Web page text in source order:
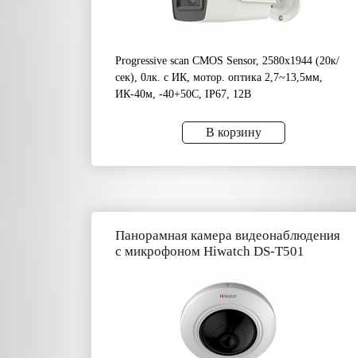
Progressive scan CMOS Sensor, 2580х1944 (20к/
сек), 0лк. с ИК, мотор. оптика 2,7~13,5мм,
ИК-40м, -40+50C, IP67, 12В
В корзину
Панорамная камера видеонаблюдения
с микрофоном Hiwatch DS-T501